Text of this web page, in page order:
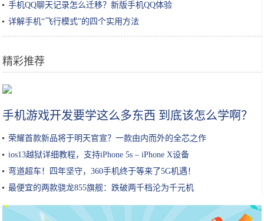
手机QQ聊天记录怎么迁移？新版手机QQ体验
详解手机“飞行模式”的四个实用方法
精彩推荐
手机游戏开发要学这么多东西 到底该怎么学啊？
荣耀首款新品将于明天官宣？一款由内而外的全芯之作
ios13越狱详细教程，支持iPhone 5s – iPhone X设备
弯道超车！四年坚守，360手机终于等来了5G机遇！
最便宜的两款骁龙855旗舰：跌破两千档沦为千元机